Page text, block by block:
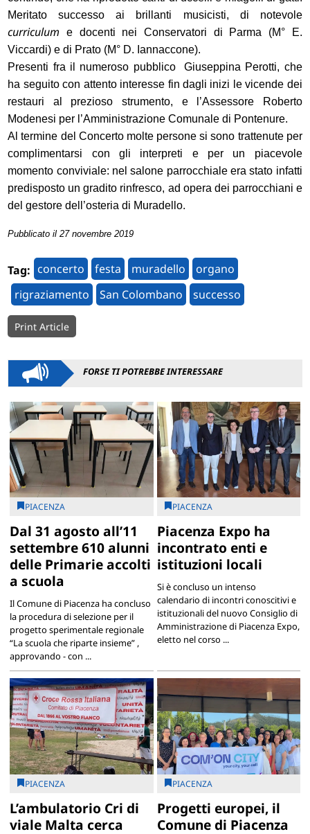
Meritato successo ai brillanti musicisti, di notevole
curriculum e docenti nei Conservatori di Parma (M° E.
Viccardi) e di Prato (M° D. Iannaccone).
Presenti fra il numeroso pubblico Giuseppina Perotti, che
ha seguito con attento interesse fin dagli inizi le vicende dei
restauri al prezioso strumento, e l’Assessore Roberto
Modenesi per l’Amministrazione Comunale di Pontenure.
Al termine del Concerto molte persone si sono trattenute per
complimentarsi con gli interpreti e per un piacevole
momento conviviale: nel salone parrocchiale era stato infatti
predisposto un gradito rinfresco, ad opera dei parrocchiani e
del gestore dell’osteria di Muradello.
Pubblicato il 27 novembre 2019
Tag: concerto festa muradello
organo
rigraziamento
San Colombano successo
Print Article
FORSE TI POTREBBE INTERESSARE
PIACENZA
Dal 31 agosto all’11
settembre 610 alunni
delle Primarie accolti
a scuola
Il Comune di Piacenza ha concluso
la procedura di selezione per il
progetto sperimentale regionale
“La scuola che riparte insieme” ,
approvando - con ...
PIACENZA
Piacenza Expo ha
incontrato enti e
istituzioni locali
Si è concluso un intenso
calendario di incontri conoscitivi e
istituzionali del nuovo Consiglio di
Amministrazione di Piacenza Expo,
eletto nel corso ...
PIACENZA
L’ambulatorio Cri di
viale Malta cerca
PIACENZA
Progetti europei, il
Comune di Piacenza